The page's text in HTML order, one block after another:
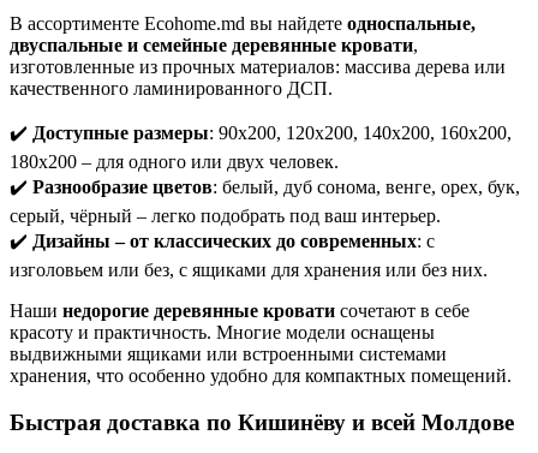
В ассортименте Ecohome.md вы найдете односпальные,
двуспальные и семейные деревянные кровати,
изготовленные из прочных материалов: массива дерева или
качественного ламинированного ДСП.
✔️ Доступные размеры: 90x200, 120x200, 140x200, 160x200,
180x200 – для одного или двух человек.
✔️ Разнообразие цветов: белый, дуб сонома, венге, орех, бук,
серый, чёрный – легко подобрать под ваш интерьер.
✔️ Дизайны – от классических до современных: с
изголовьем или без, с ящиками для хранения или без них.
Наши недорогие деревянные кровати сочетают в себе
красоту и практичность. Многие модели оснащены
выдвижными ящиками или встроенными системами
хранения, что особенно удобно для компактных помещений.
Быстрая доставка по Кишинёву и всей Молдове